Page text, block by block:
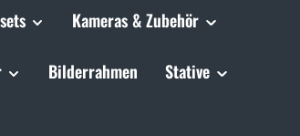
Kameras & Zubehör
Bilderrahmen Stative